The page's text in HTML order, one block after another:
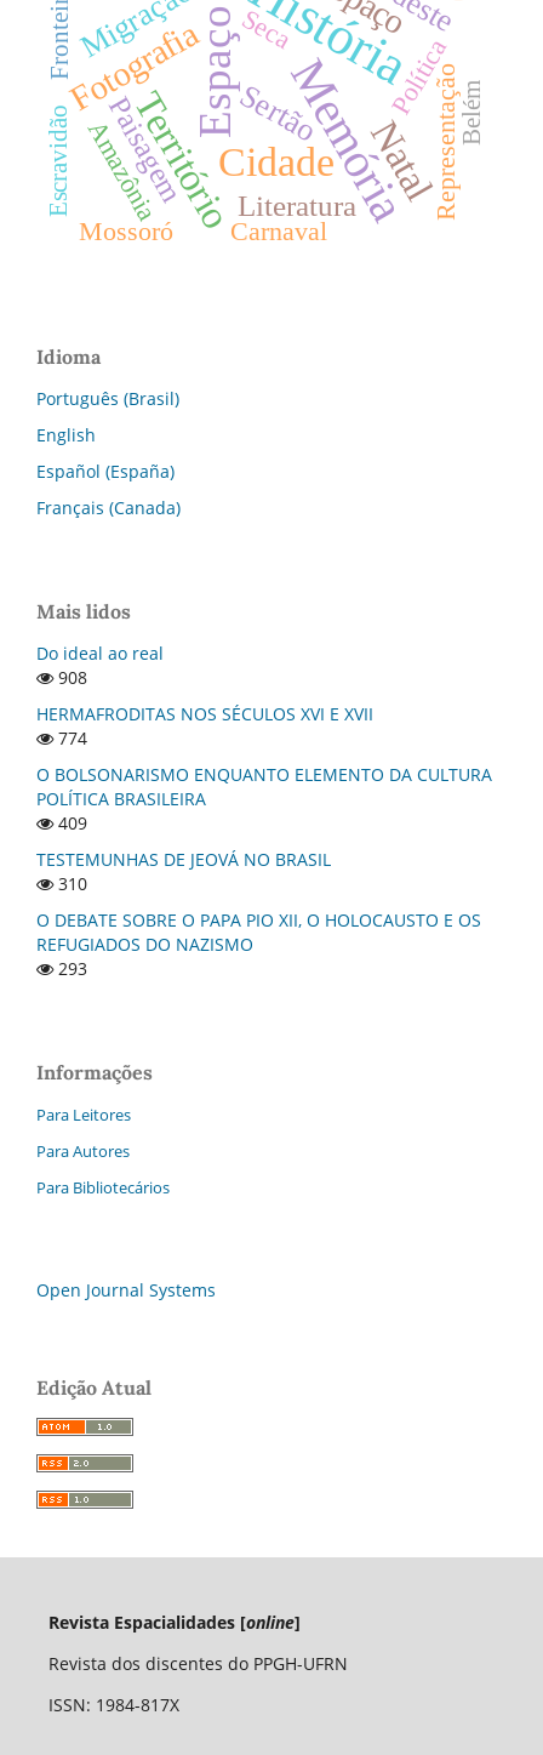
História
Memória
Espaço
Cidade
Território Natal
Fotografia
Migração
Sertão
Paisagem Literatura
Seca
Política
Amazônia
Mossoró
Representação
Carnaval
Escravidão
Fronteira
Belém
Idioma
Português (Brasil)
English
Español (España)
Français (Canada)
Mais lidos
Do ideal ao real
908
HERMAFRODITAS NOS SÉCULOS XVI E XVII
774
O BOLSONARISMO ENQUANTO ELEMENTO DA CULTURA
POLÍTICA BRASILEIRA
409
TESTEMUNHAS DE JEOVÁ NO BRASIL
310
O DEBATE SOBRE O PAPA PIO XII, O HOLOCAUSTO E OS
REFUGIADOS DO NAZISMO
293
Informações
Para Leitores
Para Autores
Para Bibliotecários
Open Journal Systems
Edição Atual
Revista Espacialidades [online]
Revista dos discentes do PPGH-UFRN
ISSN: 1984-817X